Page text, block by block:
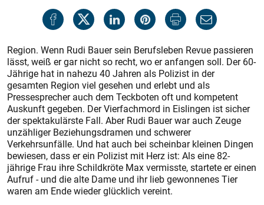
Region. Wenn Rudi Bauer sein Berufsleben Revue passieren
lässt, weiß er gar nicht so recht, wo er anfangen soll. Der 60-
Jährige hat in nahezu 40 Jahren als Polizist in der
gesamten Region viel gesehen und erlebt und als
Pressesprecher auch dem Teckboten oft und kompetent
Auskunft gegeben. Der Vierfachmord in Eislingen ist sicher
der spektakulärste Fall. Aber Rudi Bauer war auch Zeuge
unzähliger Beziehungsdramen und schwerer
Verkehrsunfälle. Und hat auch bei scheinbar kleinen Dingen
bewiesen, dass er ein Polizist mit Herz ist: Als eine 82-
jährige Frau ihre Schildkröte Max vermisste, startete er einen
Aufruf - und die alte Dame und ihr lieb gewonnenes Tier
waren am Ende wieder glücklich vereint.